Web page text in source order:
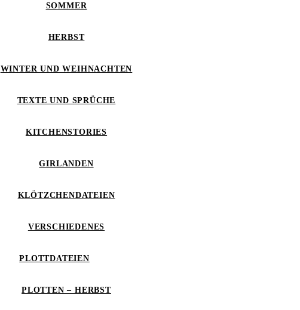
SOMMER
HERBST
WINTER UND WEIHNACHTEN
TEXTE UND SPRÜCHE
KITCHENSTORIES
GIRLANDEN
KLÖTZCHENDATEIEN
VERSCHIEDENES
PLOTTDATEIEN
PLOTTEN – HERBST